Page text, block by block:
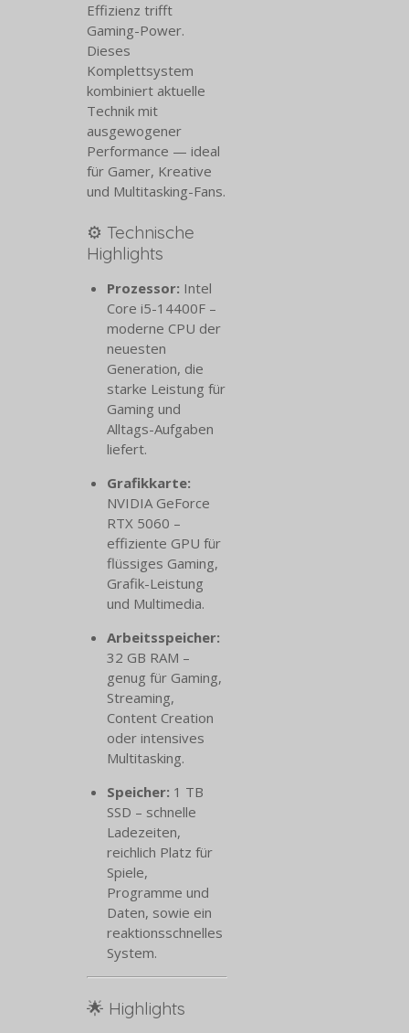
Effizienz trifft
Gaming-Power.
Dieses
Komplettsystem
kombiniert aktuelle
Technik mit
ausgewogener
Performance — ideal
für Gamer, Kreative
und Multitasking-Fans.
⚙️ Technische
Highlights
Prozessor: Intel
Core i5-14400F –
moderne CPU der
neuesten
Generation, die
starke Leistung für
Gaming und
Alltags-Aufgaben
liefert.
Grafikkarte:
NVIDIA GeForce
RTX 5060 –
effiziente GPU für
flüssiges Gaming,
Grafik-Leistung
und Multimedia.
Arbeitsspeicher:
32 GB RAM –
genug für Gaming,
Streaming,
Content Creation
oder intensives
Multitasking.
Speicher: 1 TB
SSD – schnelle
Ladezeiten,
reichlich Platz für
Spiele,
Programme und
Daten, sowie ein
reaktionsschnelles
System.
🌟 Highlights